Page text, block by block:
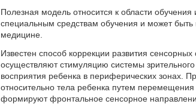
Полезная модель относится к области
специальным средствам обучения и может быть
медицине.
Известен способ коррекции развития
осуществляют стимуляцию системы
восприятия ребенка в периферических зонах.
относительно тела ребенка путем перемещения
формируют фронтальное сенсорное